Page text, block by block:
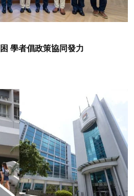
學者倡政策協同發力